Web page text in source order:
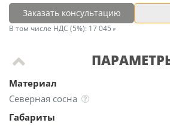
Материал
Северная сосна
Габариты
Заказать консультацию
В том числе НДС (5%): 17 045